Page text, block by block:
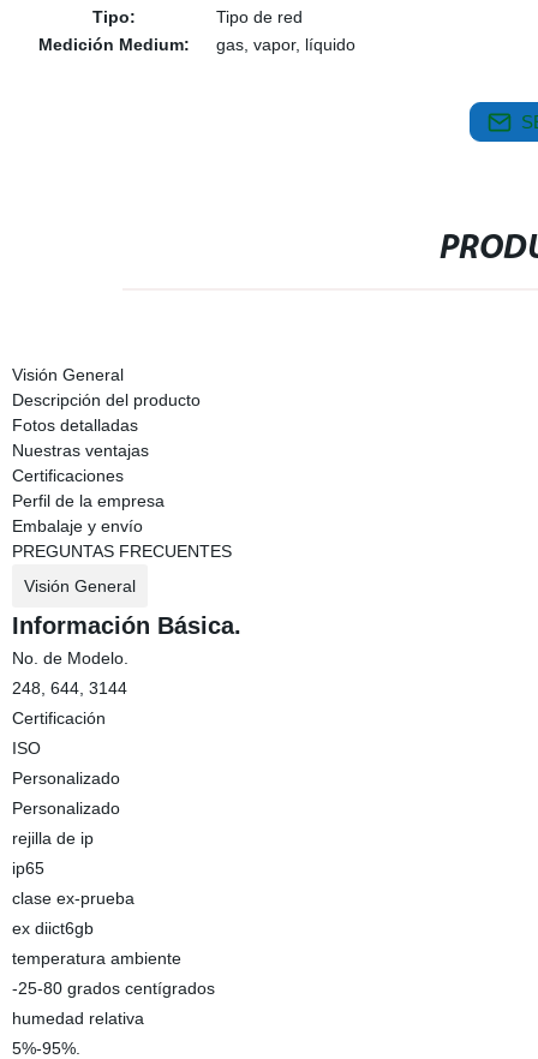
Tipo:
Tipo de red
Medición Medium:
gas, vapor, líquido
Visión General
Descripción del producto
Fotos detalladas
Nuestras ventajas
Certificaciones
Perfil de la empresa
Embalaje y envío
PREGUNTAS FRECUENTES
Visión General
Información Básica.
No. de Modelo.
248, 644, 3144
Certificación
ISO
Personalizado
Personalizado
rejilla de ip
ip65
clase ex-prueba
ex diict6gb
temperatura ambiente
-25-80 grados centígrados
humedad relativa
5%-95%.